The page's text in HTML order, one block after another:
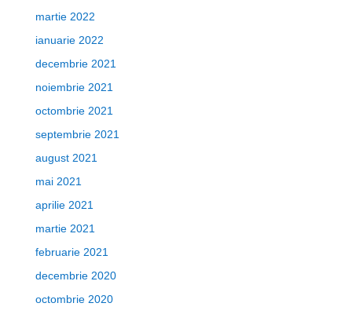
martie 2022
ianuarie 2022
decembrie 2021
noiembrie 2021
octombrie 2021
septembrie 2021
august 2021
mai 2021
aprilie 2021
martie 2021
februarie 2021
decembrie 2020
octombrie 2020